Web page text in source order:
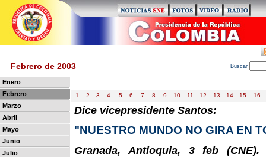
Febrero de 2003 Buscar
Enero
Febrero
Marzo
Abril
Mayo
Junio
Julio
1 2 3 4 5 6 7 8 9 10 11 12 13 14 15 16
Dice vicepresidente Santos:
"NUESTRO MUNDO NO GIRA EN
Granada, Antioquia, 3 feb (CNE).